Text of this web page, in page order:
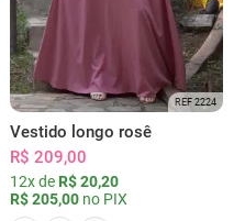
REF 2224
Vestido longo rosê
R$ 209,00
12x de R$ 20,20
R$ 205,00 no PIX